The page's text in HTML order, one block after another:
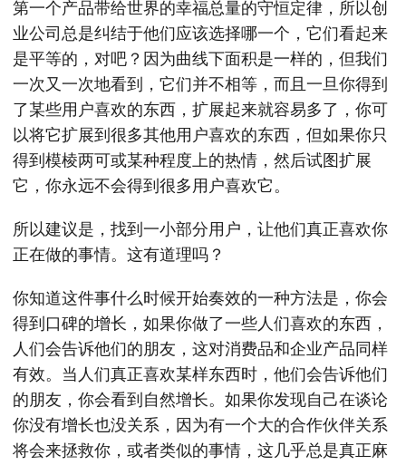
第一个产品带给世界的幸福总量的守恒定律，所以创
业公司总是纠结于他们应该选择哪一个，它们看起来
是平等的，对吧？因为曲线下面积是一样的，但我们
一次又一次地看到，它们并不相等，而且一旦你得到
了某些用户喜欢的东西，扩展起来就容易多了，你可
以将它扩展到很多其他用户喜欢的东西，但如果你只
得到模棱两可或某种程度上的热情，然后试图扩展
它，你永远不会得到很多用户喜欢它。
所以建议是，找到一小部分用户，让他们真正喜欢你
正在做的事情。这有道理吗？
你知道这件事什么时候开始奏效的一种方法是，你会
得到口碑的增长，如果你做了一些人们喜欢的东西，
人们会告诉他们的朋友，这对消费品和企业产品同样
有效。当人们真正喜欢某样东西时，他们会告诉他们
的朋友，你会看到自然增长。如果你发现自己在谈论
你没有增长也没关系，因为有一个大的合作伙伴关系
将会来拯救你，或者类似的事情，这几乎总是真正麻